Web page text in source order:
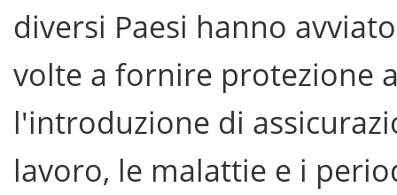
diversi Paesi hanno
volte a fornire protezione
l'introduzione di
lavoro, le malattie e i